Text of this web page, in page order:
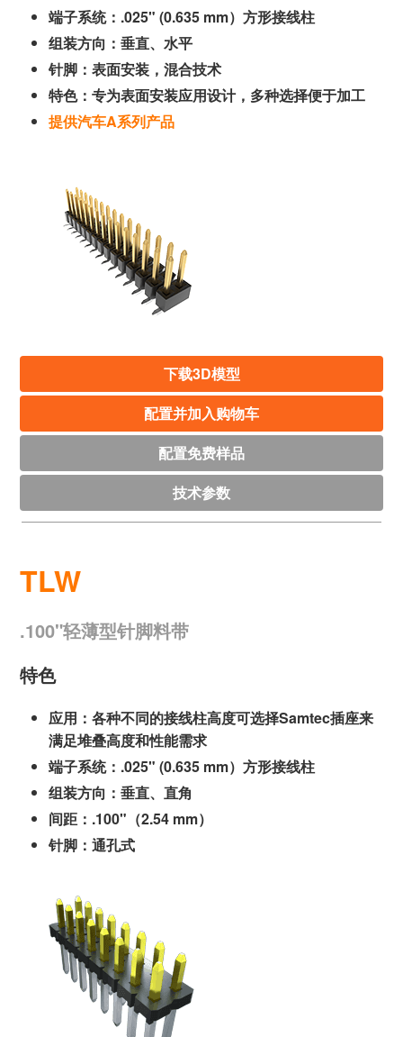
端子系统：.025" (0.635 mm）方形接线柱
组装方向：垂直、水平
针脚：表面安装，混合技术
特色：专为表面安装应用设计，多种选择便于加工
提供汽车A系列产品
下载3D模型
配置并加入购物车
配置免费样品
技术参数
TLW
.100"轻薄型针脚料带
特色
应用：各种不同的接线柱高度可选择Samtec插座来
满足堆叠高度和性能需求
端子系统：.025" (0.635 mm）方形接线柱
组装方向：垂直、直角
间距：.100"（2.54 mm）
针脚：通孔式